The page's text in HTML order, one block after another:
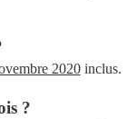
2020inclus.
?